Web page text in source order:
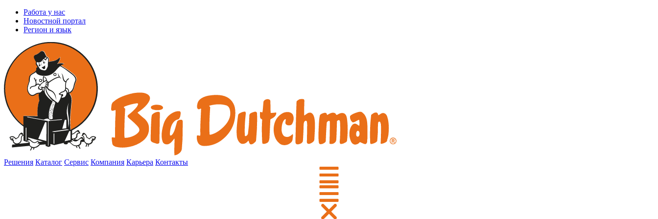
Работа у нас
Новостной портал
Регион и язык
Решения Каталог Сервис Компания Карьера Контакты